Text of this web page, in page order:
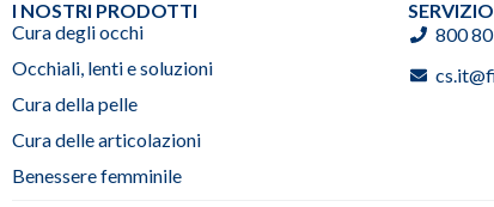
I NOSTRI PRODOTTI
Cura degli occhi
Occhiali, lenti e soluzioni
Cura della pelle
Cura delle articolazioni
Benessere femminile
800